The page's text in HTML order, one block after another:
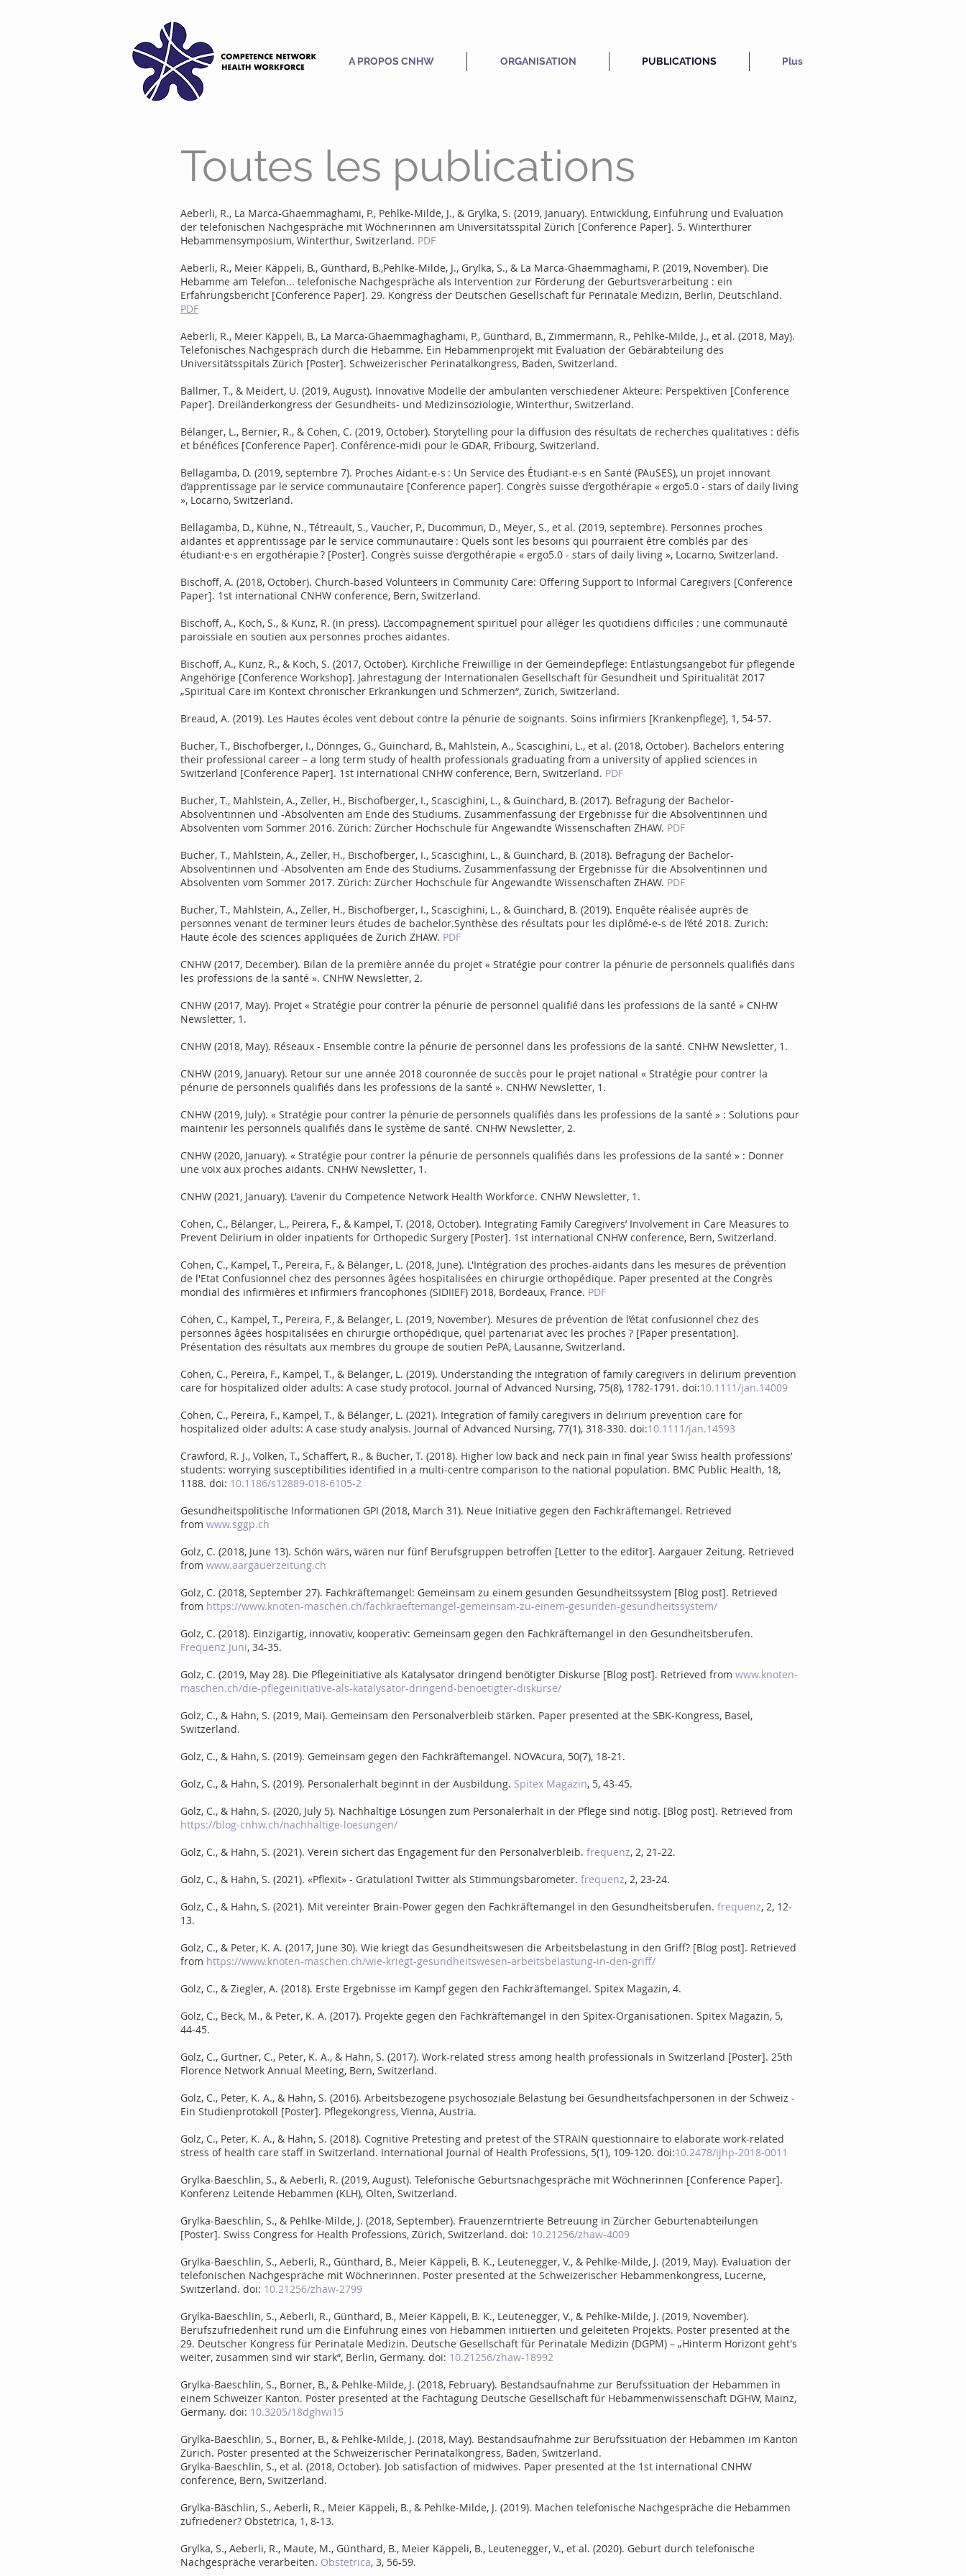
A PROPOS CNHW ORGANISATION PUBLICATIONS Plus
Toutes les publications
Aeberli, R., La Marca-Ghaemmaghami, P., Pehlke-Milde, J., & Grylka, S. (2019, January). Entwicklung, Einführung und Evaluation
der telefonischen Nachgespräche mit Wöchnerinnen am Universitätsspital Zürich [Conference Paper]. 5. Winterthurer
Hebammensymposium, Winterthur, Switzerland. PDF
Aeberli, R., Meier Käppeli, B., Günthard, B.,Pehlke-Milde, J., Grylka, S., & La Marca-Ghaemmaghami, P. (2019, November). Die
Hebamme am Telefon... telefonische Nachgespräche als Intervention zur Förderung der Geburtsverarbeitung : ein
Erfahrungsbericht [Conference Paper]. 29. Kongress der Deutschen Gesellschaft für Perinatale Medizin, Berlin, Deutschland.
PDF
Aeberli, R., Meier Käppeli, B., La Marca-Ghaemmaghaghami, P., Günthard, B., Zimmermann, R., Pehlke-Milde, J., et al. (2018, May).
Telefonisches Nachgespräch durch die Hebamme. Ein Hebammenprojekt mit Evaluation der Gebärabteilung des
Universitätsspitals Zürich [Poster]. Schweizerischer Perinatalkongress, Baden, Switzerland.
Ballmer, T., & Meidert, U. (2019, August). Innovative Modelle der ambulanten verschiedener Akteure: Perspektiven [Conference
Paper]. Dreiländerkongress der Gesundheits- und Medizinsoziologie, Winterthur, Switzerland.
Bélanger, L., Bernier, R., & Cohen, C. (2019, October). Storytelling pour la diffusion des résultats de recherches qualitatives : défis
et bénéfices [Conference Paper]. Conférence-midi pour le GDAR, Fribourg, Switzerland.
Bellagamba, D. (2019, septembre 7). Proches Aidant-e-s : Un Service des Étudiant-e-s en Santé (PAuSES), un projet innovant
d’apprentissage par le service communautaire [Conference paper]. Congrès suisse d’ergothérapie « ergo5.0 - stars of daily living
», Locarno, Switzerland.
Bellagamba, D., Kühne, N., Tétreault, S., Vaucher, P., Ducommun, D., Meyer, S., et al. (2019, septembre). Personnes proches
aidantes et apprentissage par le service communautaire : Quels sont les besoins qui pourraient être comblés par des
étudiant·e·s en ergothérapie ? [Poster]. Congrès suisse d’ergothérapie « ergo5.0 - stars of daily living », Locarno, Switzerland.
Bischoff, A. (2018, October). Church-based Volunteers in Community Care: Offering Support to Informal Caregivers [Conference
Paper]. 1st international CNHW conference, Bern, Switzerland.
Bischoff, A., Koch, S., & Kunz, R. (in press). L’accompagnement spirituel pour alléger les quotidiens difficiles : une communauté
paroissiale en soutien aux personnes proches aidantes.
Bischoff, A., Kunz, R., & Koch, S. (2017, October). Kirchliche Freiwillige in der Gemeindepflege: Entlastungsangebot für pflegende
Angehörige [Conference Workshop]. Jahrestagung der Internationalen Gesellschaft für Gesundheit und Spiritualität 2017
„Spiritual Care im Kontext chronischer Erkrankungen und Schmerzen“, Zürich, Switzerland.
Breaud, A. (2019). Les Hautes écoles vent debout contre la pénurie de soignants. Soins infirmiers [Krankenpflege], 1, 54-57.
Bucher, T., Bischofberger, I., Dönnges, G., Guinchard, B., Mahlstein, A., Scascighini, L., et al. (2018, October). Bachelors entering
their professional career – a long term study of health professionals graduating from a university of applied sciences in
Switzerland [Conference Paper]. 1st international CNHW conference, Bern, Switzerland. PDF
Bucher, T., Mahlstein, A., Zeller, H., Bischofberger, I., Scascighini, L., & Guinchard, B. (2017). Befragung der Bachelor-
Absolventinnen und -Absolventen am Ende des Studiums. Zusammenfassung der Ergebnisse für die Absolventinnen und
Absolventen vom Sommer 2016. Zürich: Zürcher Hochschule für Angewandte Wissenschaften ZHAW. PDF
Bucher, T., Mahlstein, A., Zeller, H., Bischofberger, I., Scascighini, L., & Guinchard, B. (2018). Befragung der Bachelor-
Absolventinnen und -Absolventen am Ende des Studiums. Zusammenfassung der Ergebnisse für die Absolventinnen und
Absolventen vom Sommer 2017. Zürich: Zürcher Hochschule für Angewandte Wissenschaften ZHAW. PDF
Bucher, T., Mahlstein, A., Zeller, H., Bischofberger, I., Scascighini, L., & Guinchard, B. (2019). Enquête réalisée auprès de
personnes venant de terminer leurs études de bachelor.Synthèse des résultats pour les diplômé-e-s de l’été 2018. Zurich:
Haute école des sciences appliquées de Zurich ZHAW. PDF
CNHW (2017, December). Bilan de la première année du projet « Stratégie pour contrer la pénurie de personnels qualifiés dans
les professions de la santé ». CNHW Newsletter, 2.
CNHW (2017, May). Projet « Stratégie pour contrer la pénurie de personnel qualifié dans les professions de la santé » CNHW
Newsletter, 1.
CNHW (2018, May). Réseaux - Ensemble contre la pénurie de personnel dans les professions de la santé. CNHW Newsletter, 1.
CNHW (2019, January). Retour sur une année 2018 couronnée de succès pour le projet national « Stratégie pour contrer la
pénurie de personnels qualifiés dans les professions de la santé ». CNHW Newsletter, 1.
CNHW (2019, July). « Stratégie pour contrer la pénurie de personnels qualifiés dans les professions de la santé » : Solutions pour
maintenir les personnels qualifiés dans le système de santé. CNHW Newsletter, 2.
CNHW (2020, January). « Stratégie pour contrer la pénurie de personnels qualifiés dans les professions de la santé » : Donner
une voix aux proches aidants. CNHW Newsletter, 1.
CNHW (2021, January). L'avenir du Competence Network Health Workforce. CNHW Newsletter, 1.
Cohen, C., Bélanger, L., Peirera, F., & Kampel, T. (2018, October). Integrating Family Caregivers’ Involvement in Care Measures to
Prevent Delirium in older inpatients for Orthopedic Surgery [Poster]. 1st international CNHW conference, Bern, Switzerland.
Cohen, C., Kampel, T., Pereira, F., & Bélanger, L. (2018, June). L'Intégration des proches-aidants dans les mesures de prévention
de l'Etat Confusionnel chez des personnes âgées hospitalisées en chirurgie orthopédique. Paper presented at the Congrès
mondial des infirmières et infirmiers francophones (SIDIIEF) 2018, Bordeaux, France. PDF
Cohen, C., Kampel, T., Pereira, F., & Belanger, L. (2019, November). Mesures de prévention de l’état confusionnel chez des
personnes âgées hospitalisées en chirurgie orthopédique, quel partenariat avec les proches ? [Paper presentation].
Présentation des résultats aux membres du groupe de soutien PePA, Lausanne, Switzerland.
Cohen, C., Pereira, F., Kampel, T., & Belanger, L. (2019). Understanding the integration of family caregivers in delirium prevention
care for hospitalized older adults: A case study protocol. Journal of Advanced Nursing, 75(8), 1782-1791. doi:10.1111/jan.14009
Cohen, C., Pereira, F., Kampel, T., & Bélanger, L. (2021). Integration of family caregivers in delirium prevention care for
hospitalized older adults: A case study analysis. Journal of Advanced Nursing, 77(1), 318-330. doi:10.1111/jan.14593
Crawford, R. J., Volken, T., Schaffert, R., & Bucher, T. (2018). Higher low back and neck pain in final year Swiss health professions’
students: worrying susceptibilities identified in a multi-centre comparison to the national population. BMC Public Health, 18,
1188. doi: 10.1186/s12889-018-6105-2
Gesundheitspolitische Informationen GPI (2018, March 31). Neue Initiative gegen den Fachkräftemangel. Retrieved
from www.sggp.ch
Golz, C. (2018, June 13). Schön wärs, wären nur fünf Berufsgruppen betroffen [Letter to the editor]. Aargauer Zeitung. Retrieved
from www.aargauerzeitung.ch
Golz, C. (2018, September 27). Fachkräftemangel: Gemeinsam zu einem gesunden Gesundheitssystem [Blog post]. Retrieved
from https://www.knoten-maschen.ch/fachkraeftemangel-gemeinsam-zu-einem-gesunden-gesundheitssystem/
Golz, C. (2018). Einzigartig, innovativ, kooperativ: Gemeinsam gegen den Fachkräftemangel in den Gesundheitsberufen.
Frequenz Juni, 34-35.
Golz, C. (2019, May 28). Die Pflegeinitiative als Katalysator dringend benötigter Diskurse [Blog post]. Retrieved from www.knoten-
maschen.ch/die-pflegeinitiative-als-katalysator-dringend-benoetigter-diskurse/
Golz, C., & Hahn, S. (2019, Mai). Gemeinsam den Personalverbleib stärken. Paper presented at the SBK-Kongress, Basel,
Switzerland.
Golz, C., & Hahn, S. (2019). Gemeinsam gegen den Fachkräftemangel. NOVAcura, 50(7), 18-21.
Golz, C., & Hahn, S. (2019). Personalerhalt beginnt in der Ausbildung. Spitex Magazin, 5, 43-45.
Golz, C., & Hahn, S. (2020, July 5). Nachhaltige Lösungen zum Personalerhalt in der Pflege sind nötig. [Blog post]. Retrieved from
https://blog-cnhw.ch/nachhaltige-loesungen/
Golz, C., & Hahn, S. (2021). Verein sichert das Engagement für den Personalverbleib. frequenz, 2, 21-22.
Golz, C., & Hahn, S. (2021). «Pflexit» - Gratulation! Twitter als Stimmungsbarometer. frequenz, 2, 23-24.
Golz, C., & Hahn, S. (2021). Mit vereinter Brain-Power gegen den Fachkräftemangel in den Gesundheitsberufen. frequenz, 2, 12-
13.
Golz, C., & Peter, K. A. (2017, June 30). Wie kriegt das Gesundheitswesen die Arbeitsbelastung in den Griff? [Blog post]. Retrieved
from https://www.knoten-maschen.ch/wie-kriegt-gesundheitswesen-arbeitsbelastung-in-den-griff/
Golz, C., & Ziegler, A. (2018). Erste Ergebnisse im Kampf gegen den Fachkräftemangel. Spitex Magazin, 4.
Golz, C., Beck, M., & Peter, K. A. (2017). Projekte gegen den Fachkräftemangel in den Spitex-Organisationen. Spitex Magazin, 5,
44-45.
Golz, C., Gurtner, C., Peter, K. A., & Hahn, S. (2017). Work-related stress among health professionals in Switzerland [Poster]. 25th
Florence Network Annual Meeting, Bern, Switzerland.
Golz, C., Peter, K. A., & Hahn, S. (2016). Arbeitsbezogene psychosoziale Belastung bei Gesundheitsfachpersonen in der Schweiz -
Ein Studienprotokoll [Poster]. Pflegekongress, Vienna, Austria.
Golz, C., Peter, K. A., & Hahn, S. (2018). Cognitive Pretesting and pretest of the STRAIN questionnaire to elaborate work-related
stress of health care staff in Switzerland. International Journal of Health Professions, 5(1), 109-120. doi:10.2478/ijhp-2018-0011
Grylka-Baeschlin, S., & Aeberli, R. (2019, August). Telefonische Geburtsnachgespräche mit Wöchnerinnen [Conference Paper].
Konferenz Leitende Hebammen (KLH), Olten, Switzerland.
Grylka-Baeschlin, S., & Pehlke-Milde, J. (2018, September). Frauenzerntrierte Betreuung in Zürcher Geburtenabteilungen
[Poster]. Swiss Congress for Health Professions, Zürich, Switzerland. doi: 10.21256/zhaw-4009
Grylka-Baeschlin, S., Aeberli, R., Günthard, B., Meier Käppeli, B. K., Leutenegger, V., & Pehlke-Milde, J. (2019, May). Evaluation der
telefonischen Nachgespräche mit Wöchnerinnen. Poster presented at the Schweizerischer Hebammenkongress, Lucerne,
Switzerland. doi: 10.21256/zhaw-2799
Grylka-Baeschlin, S., Aeberli, R., Günthard, B., Meier Käppeli, B. K., Leutenegger, V., & Pehlke-Milde, J. (2019, November).
Berufszufriedenheit rund um die Einführung eines von Hebammen initiierten und geleiteten Projekts. Poster presented at the
29. Deutscher Kongress für Perinatale Medizin. Deutsche Gesellschaft für Perinatale Medizin (DGPM) – „Hinterm Horizont geht's
weiter, zusammen sind wir stark“, Berlin, Germany. doi: 10.21256/zhaw-18992
Grylka-Baeschlin, S., Borner, B., & Pehlke-Milde, J. (2018, February). Bestandsaufnahme zur Berufssituation der Hebammen in
einem Schweizer Kanton. Poster presented at the Fachtagung Deutsche Gesellschaft für Hebammenwissenschaft DGHW, Mainz,
Germany. doi: 10.3205/18dghwi15
Grylka-Baeschlin, S., Borner, B., & Pehlke-Milde, J. (2018, May). Bestandsaufnahme zur Berufssituation der Hebammen im Kanton
Zürich. Poster presented at the Schweizerischer Perinatalkongress, Baden, Switzerland.
Grylka-Baeschlin, S., et al. (2018, October). Job satisfaction of midwives. Paper presented at the 1st international CNHW
conference, Bern, Switzerland.
Grylka-Bäschlin, S., Aeberli, R., Meier Käppeli, B., & Pehlke-Milde, J. (2019). Machen telefonische Nachgespräche die Hebammen
zufriedener? Obstetrica, 1, 8-13.
Grylka, S., Aeberli, R., Maute, M., Günthard, B., Meier Käppeli, B., Leutenegger, V., et al. (2020). Geburt durch telefonische
Nachgespräche verarbeiten. Obstetrica, 3, 56-59.